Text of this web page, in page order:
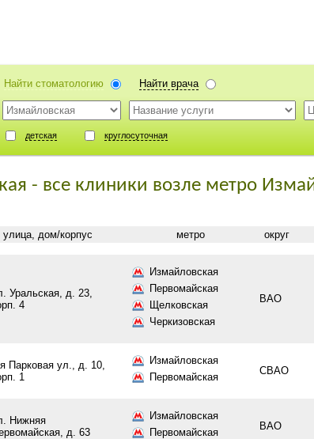
Найти стоматологию Найти врача
детская круглосуточная
- все клиники возле метро
улица, дом/корпус метро округ
Уральская, д. 23,
4
Измайловская
Первомайская
Щелковская
Черкизовская
ВАО
Парковая ул., д. 10,
1
Измайловская
Первомайская
СВАО
Нижняя
д. 63
Измайловская
Первомайская
ВАО